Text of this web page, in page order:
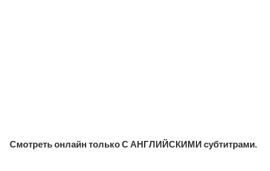
Смотреть онлайн только С АНГЛИЙСКИМИ субтитрами.